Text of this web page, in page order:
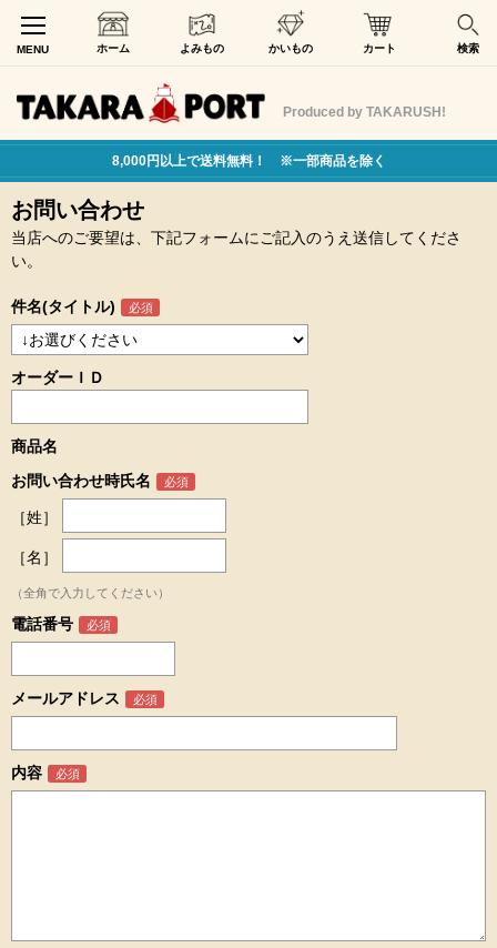
MENU ホーム よみもの かいもの カート 検索
Produced by TAKARUSH!
8,000円以上で送料無料！ ※一部商品を除く
お問い合わせ
当店へのご要望は、下記フォームにご記入のうえ送信してくださ
い。
件名(タイトル)
オーダーＩＤ
商品名
お問い合わせ時氏名
［姓］
［名］
（全角で入力してください）
電話番号
メールアドレス
内容